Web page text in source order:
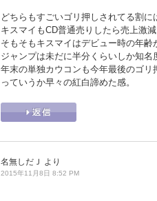
どちらもすごいゴリ押しされてる割に
キスマイもCD普通売りしたら売上激
そもそもキスマイはデビュー時の年齢
ジャンプは未だに半分くらいしか知名
年末の単独カウコンも今年最後のゴリ
っていうか早々の紅白諦めた感。
名無しだＪ より
2015年11月8日 8:52 PM